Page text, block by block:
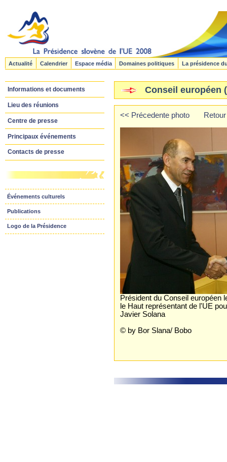
Actualité Calendrier Espace média Domaines politiques La présidence
Informations et documents
Lieu des réunions
Centre de presse
Principaux événements
Contacts de presse
Événements culturels
Publications
Logo de la Présidence
Conseil européen
<< Précedente photo
Président du Conseil européen
le Haut représentant de l'UE
Javier Solana
© by Bor Slana/ Bobo